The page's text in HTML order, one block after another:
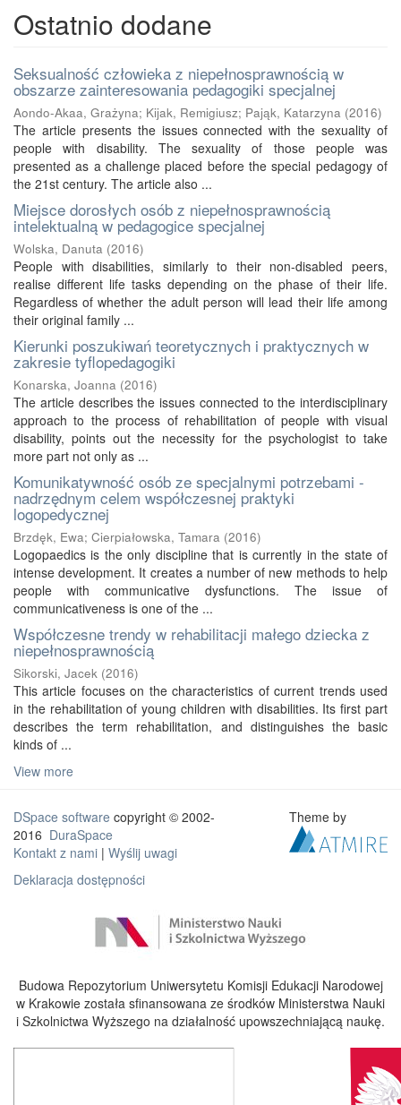
Ostatnio dodane
Seksualność człowieka z niepełnosprawnością w
obszarze zainteresowania pedagogiki specjalnej
Aondo-Akaa, Grażyna; Kijak, Remigiusz; Pająk, Katarzyna (2016)
The article presents the issues connected with the sexuality of
people with disability. The sexuality of those people was
presented as a challenge placed before the special pedagogy of
the 21st century. The article also ...
Miejsce dorosłych osób z niepełnosprawnością
intelektualną w pedagogice specjalnej
Wolska, Danuta (2016)
People with disabilities, similarly to their non-disabled peers,
realise different life tasks depending on the phase of their life.
Regardless of whether the adult person will lead their life among
their original family ...
Kierunki poszukiwań teoretycznych i praktycznych w
zakresie tyflopedagogiki
Konarska, Joanna (2016)
The article describes the issues connected to the interdisciplinary
approach to the process of rehabilitation of people with visual
disability, points out the necessity for the psychologist to take
more part not only as ...
Komunikatywność osób ze specjalnymi potrzebami -
nadrzędnym celem współczesnej praktyki
logopedycznej
Brzdęk, Ewa; Cierpiałowska, Tamara (2016)
Logopaedics is the only discipline that is currently in the state of
intense development. It creates a number of new methods to help
people with communicative dysfunctions. The issue of
communicativeness is one of the ...
Współczesne trendy w rehabilitacji małego dziecka z
niepełnosprawnością
Sikorski, Jacek (2016)
This article focuses on the characteristics of current trends used
in the rehabilitation of young children with disabilities. Its first part
describes the term rehabilitation, and distinguishes the basic
kinds of ...
View more
DSpace software copyright © 2002-
2016 DuraSpace
Kontakt z nami | Wyślij uwagi
Deklaracja dostępności
Theme by
Budowa Repozytorium Uniwersytetu Komisji Edukacji Narodowej
w Krakowie została sfinansowana ze środków Ministerstwa Nauki
i Szkolnictwa Wyższego na działalność upowszechniającą naukę.